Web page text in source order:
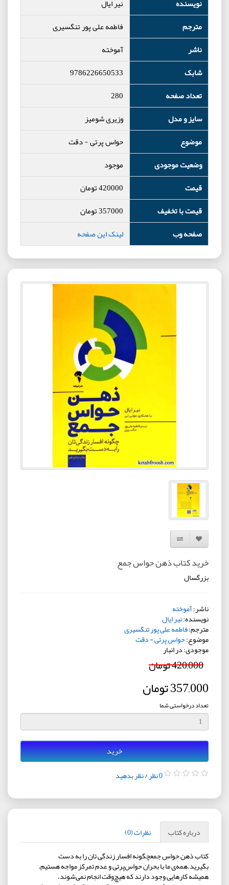
نویسنده
نیر ایال
مترجم
فاطمه علی پور تنگسیری
ناشر
آموخته
شابک
9786226650533
تعداد صفحه
280
سایز و مدل
وزیری شومیز
موضوع
حواس پرتی-دقت
وضعیت موجودی
موجود
قیمت
420000تومان
قیمت با تخفیف
357000تومان
صفحه وب
لینک این صفحه
افزودن به لیست دلخواه
مقایسه این محصول
خرید کتاب ذهن حواس جمع
بزرگسال
ناشر:آموخته
نویسنده:نیر ایال
مترجم:فاطمه علی پور تنگسیری
موضوع:حواس پرتی-دقت
موجودی: در انبار
420,000 تومان
357,000 تومان
تعداد درخواستی شما
خرید
0 نظر /نظر بدهید
درباره کتاب
نظرات (0)
کتاب ذهن حواس جمعچگونه افسار زندگی تان را به دست
بگیرید.همه‌ی ما با بحران حواس‌پرتی و عدم تمرکز مواجه هستیم.
همیشه کارهایی وجود دارند که هیچ‌وقت انجام نمی‌شوند،